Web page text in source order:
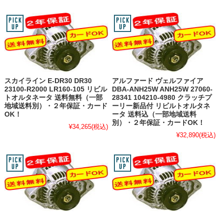
スカイライン E-DR30 DR30
23100-R2000 LR160-105 リビル
トオルタネータ 送料無料（一部
地域送料別）・２年保証・カード
OK！
¥34,265(税込)
アルファード ヴェルファイア
DBA-ANH25W ANH25W 27060-
28341 104210-4980 クラッチプ
ーリー新品付 リビルトオルタネ
ータ 送料込（一部地域送料
別）・２年保証・カードOK！
¥32,890(税込)